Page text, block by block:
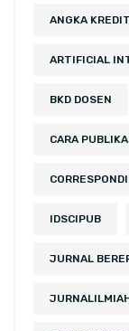
ANGKA
ARTIFICIAL
BKD DOSEN
CARA
IDSCIPUB
JURNAL